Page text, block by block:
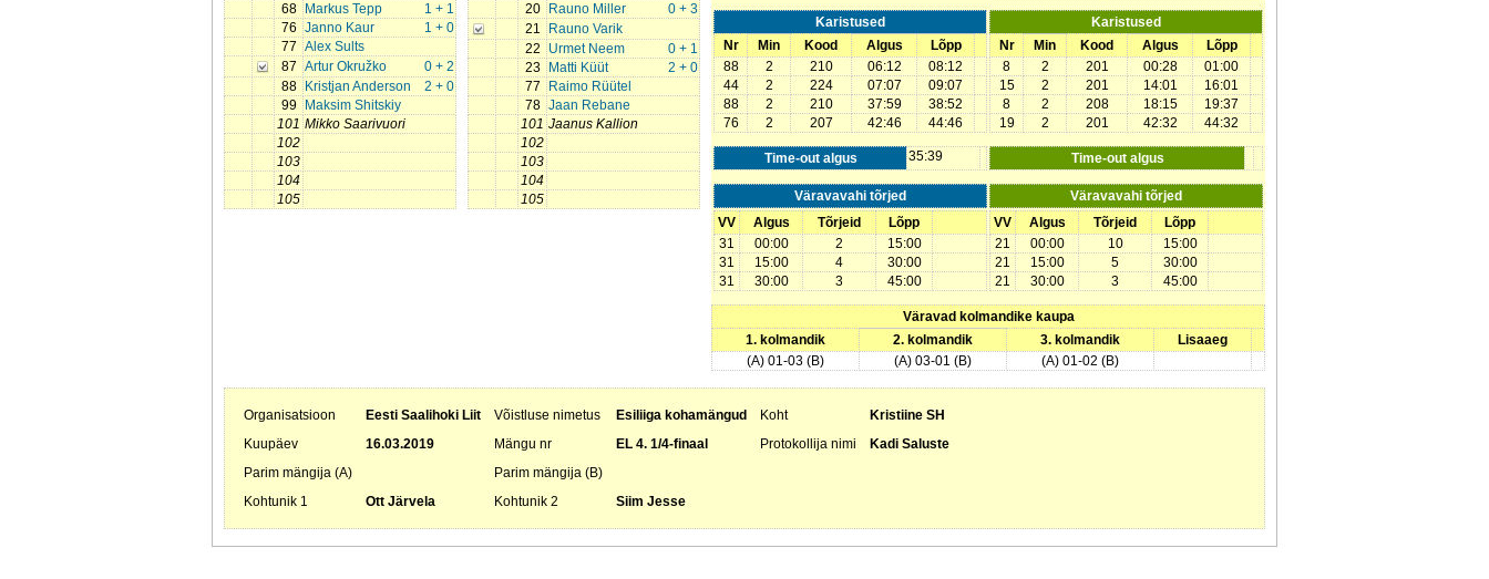
68
1 + 1
Markus Tepp
76
1 + 0
Janno Kaur
77 Alex Sults
87
0 + 2
Artur Okružko
88
2 + 0
Kristjan Anderson
99
Maksim Shitskiy
101 Mikko Saarivuori
102
103
104
105
20
0 + 3
Rauno Miller
21
Rauno Varik
22
0 + 1
Urmet Neem
23
2 + 0
Matti Küüt
77
Raimo Rüütel
78 Jaan Rebane
101 Jaanus Kallion
102
103
104
105
Karistused
Nr
Min Kood Algus
Lõpp
88
2 210 06:12
08:12
44
2 224 07:07
09:07
88
2 210 37:59
38:52
76
2 207 42:46 44:46
Karistused
Nr
Min Kood Algus
Lõpp
8
2 201 00:28
01:00
15
2 201 14:01
16:01
8
2 208 18:15
19:37
19
2 201 42:32 44:32
Time-out algus 35:39 Time-out algus
Väravavahi tõrjed
Väravavahi tõrjed
VV
Algus Tõrjeid
Lõpp
31
00:00 2
15:00
31
15:00 4
30:00
31
30:00 3 45:00
VV Algus Tõrjeid
Lõpp
21
00:00 10
15:00
21
15:00 5
30:00
21
30:00 3 45:00
Väravad kolmandike kaupa
1. kolmandik
2. kolmandik 3. kolmandik
Lisaaeg
(A) 01-03 (B)
(A) 03-01 (B) (A) 01-02 (B)
Organisatsioon Eesti Saalihoki Liit Võistluse nimetus Esiliiga kohamängud Koht
Kristiine SH
Kuupäev
16.03.2019 Mängu nr EL 4. 1/4-finaal Protokollija nimi
Kadi Saluste
Parim mängija (A)
Parim mängija (B)
Kohtunik 1
Ott Järvela Kohtunik 2 Siim Jesse